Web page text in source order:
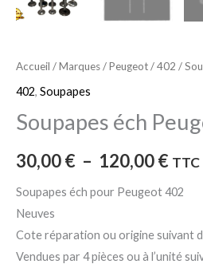
Accueil /Marques/Peugeot/402 /
402, Soupapes
Soupapes éch
30,00€ – 120,00€ TTC
Soupapes éch pour Peugeot 402
Neuves
Cote réparation ou origine suivant
Vendues par 4 pièces ou à l’unité